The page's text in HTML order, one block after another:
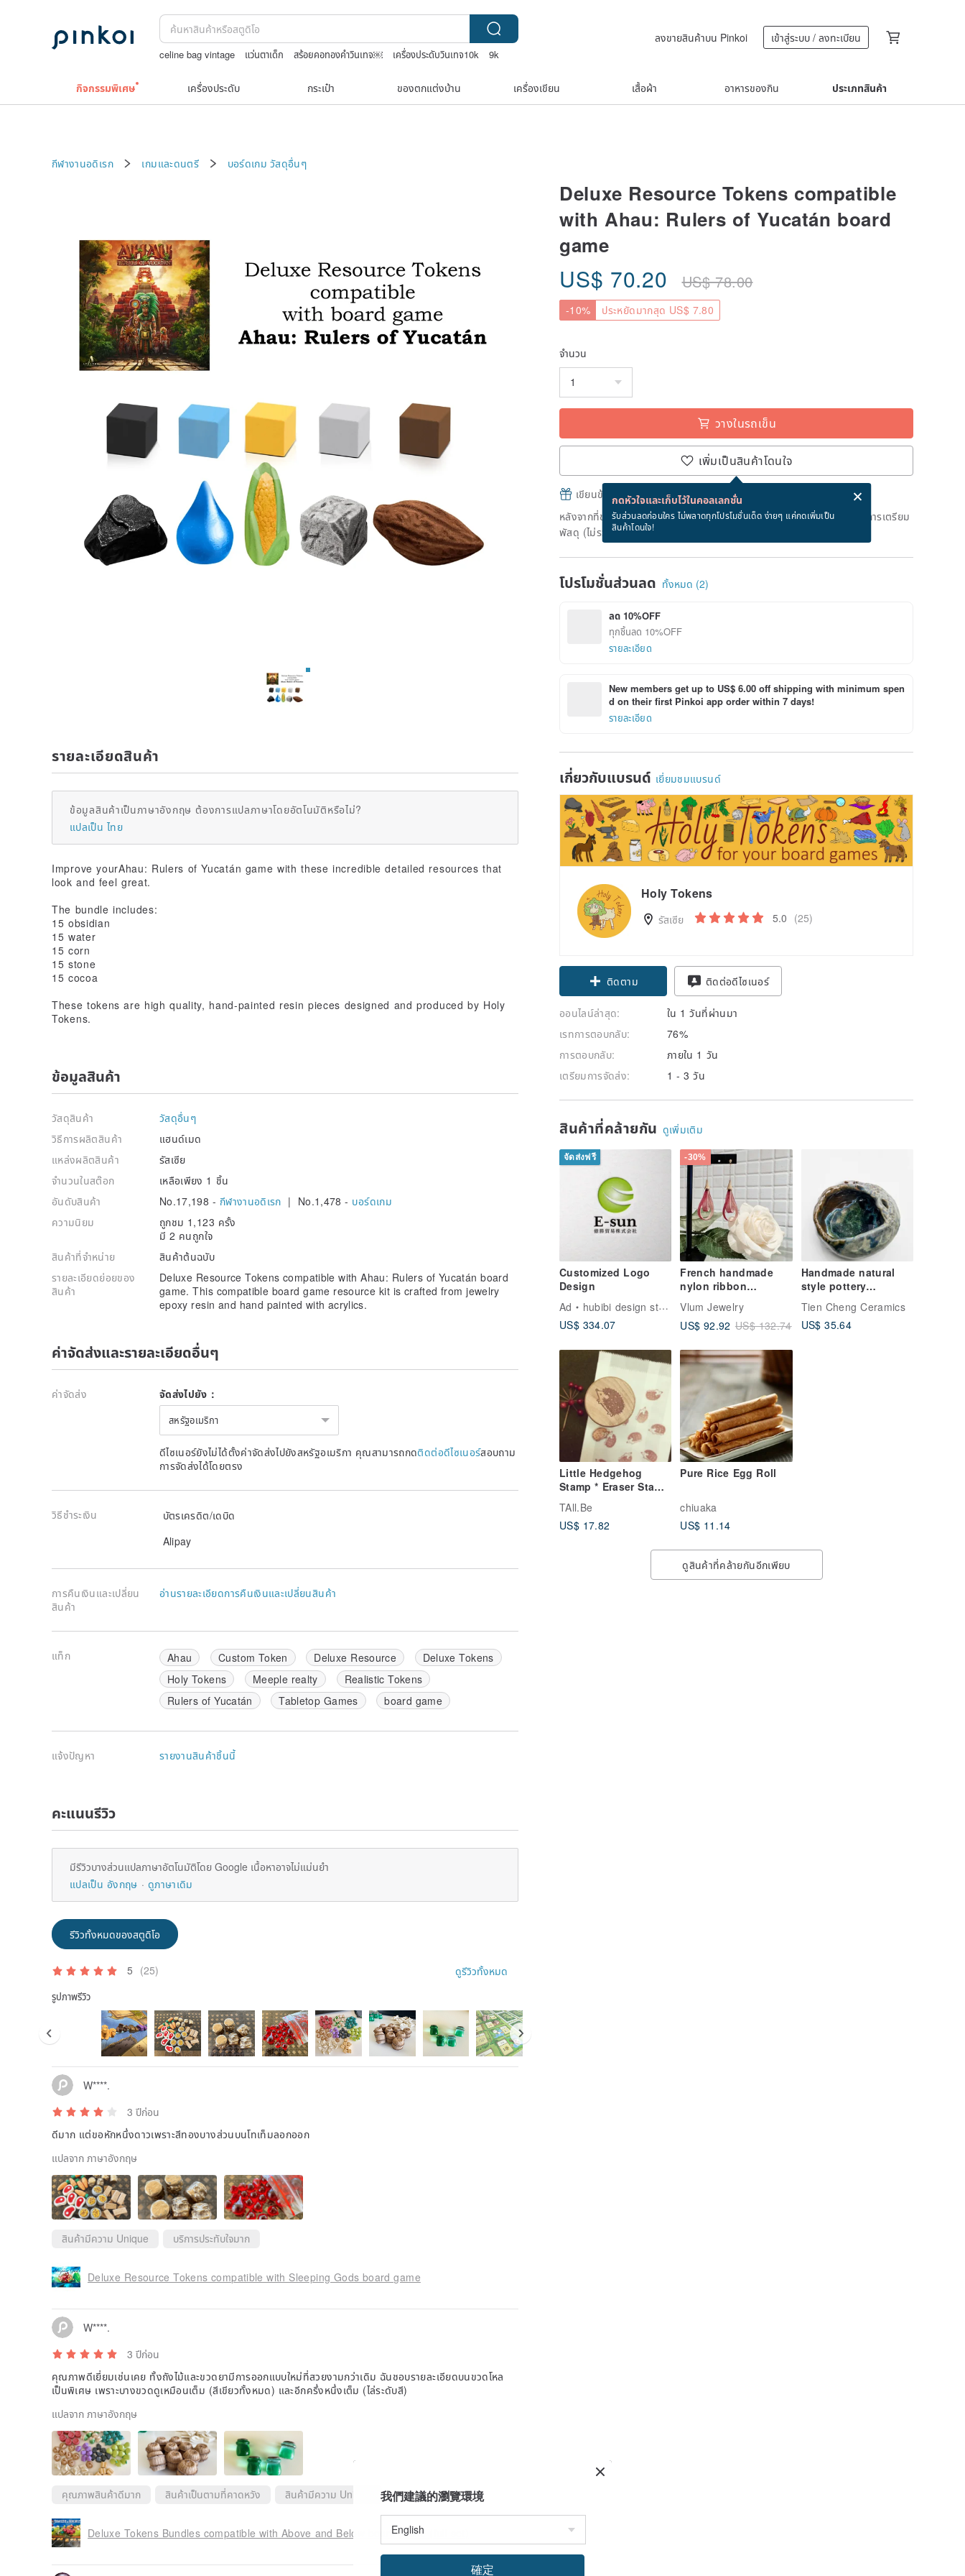
celine bag vintage แว่นตาเด็ก สร้อยคอทองคำวินเทจ￼ เครื่องประดับวินเทจ10k
9k
ลงขายสินค้าบน Pinkoi เข้าสู่ระบบ / ลงทะเบียน
กิจกรรมพิเศษ เครื่องประดับ กระเป๋า ของตกแต่งบ้าน เครื่องเขียน เสื้อผ้า อาหารของกิน ประเภทสินค้า
กีฬางานอดิเรก เกมและดนตรี บอร์ดเกม วัสดุอื่นๆ
Deluxe Resource Tokens compatible
with Ahau: Rulers of Yucatán board
game
US$ 70.20 US$78.00
-10% ประหยัดมากสุด US$ 7.80
จำนวน
วางในรถเข็น
เพิ่มเป็นสินค้าโดนใจ
กดหัวใจและเก็บไว้ในคอลเลกชั่น
รับส่วนลดก่อนใคร ไม่พลาดทุกโปรโมชั่นเด็ด ง่ายๆ แค่กดเพิ่มเป็น
สินค้าโดนใจ!
เขียนข้อความและส่ง eCard ฟรีเมื่อซื้อสินค้า!
หลังจากที่ชำระเงินถึงวันที่จะจัดส่งสินค้า จะใช้เวลาประมาณ 3 วันทางการในการเตรียม
พัสดุ (ไม่รวมวันหยุด)
โปรโมชั่นส่วนลด ทั้งหมด (2)
ลด 10%OFF
ทุกชิ้นลด 10%OFF
รายละเอียด
New members get up to US$ 6.00 off shipping with minimum spen
d on their first Pinkoi app order within 7 days!
รายละเอียด
เกี่ยวกับแบรนด์ เยี่ยมชมแบรนด์
Holy Tokens
รัสเซีย 5.0 (25)
Claim coupon
ติดต่อดีไซเนอร์
ออนไลน์ล่าสุด:
ใน 1 วันที่ผ่านมา
เรทการตอบกลับ:
76%
การตอบกลับ:
ภายใน 1 วัน
เตรียมการจัดส่ง:
1 - 3 วัน
สินค้าที่คล้ายกัน ดูเพิ่มเติม
จัดส่งฟรี
Customized Logo
Design
Ad
hubibi design studio
US$ 334.07
-30%
French handmade
nylon ribbon
earrings_burgundy
Vlum Jewelry
US$ 92.92 US$ 132.74
Handmade natural
style pottery
containers
Tien Cheng Ceramics
US$ 35.64
Little Hedgehog
Stamp * Eraser Stamp
* Handmade Carved
Stamp * Handmade
Carved Stamp *
TAll.Be
US$ 17.82
Pure Rice Egg Roll
chiuaka
US$ 11.14
ดูสินค้าที่คล้ายกันอีกเพียบ
รายละเอียดสินค้า
ข้อมูลสินค้าเป็นภาษาอังกฤษ ต้องการแปลภาษาโดยอัตโนมัติหรือไม่?
แปลเป็น ไทย
Improve yourAhau: Rulers of Yucatán game with these incredible detailed resources that
look and feel great.
The bundle includes:
15 obsidian
15 water
15 corn
15 stone
15 cocoa
These tokens are high quality, hand-painted resin pieces designed and produced by Holy
Tokens.
ข้อมูลสินค้า
วัสดุสินค้า
วัสดุอื่นๆ
วิธีการผลิตสินค้า
แฮนด์เมด
แหล่งผลิตสินค้า
รัสเซีย
จำนวนในสต๊อก
เหลือเพียง 1 ชิ้น
อันดับสินค้า
No.17,198 - กีฬางานอดิเรก | No.1,478 - บอร์ดเกม
ความนิยม
ถูกชม 1,123 ครั้ง
มี 2 คนถูกใจ
สินค้าที่จำหน่าย
สินค้าต้นฉบับ
รายละเอียดย่อยของ
สินค้า
Deluxe Resource Tokens compatible with Ahau: Rulers of Yucatán board
game. This compatible board game resource kit is crafted from jewelry
epoxy resin and hand painted with acrylics.
ค่าจัดส่งและรายละเอียดอื่นๆ
ค่าจัดส่ง จัดส่งไปยัง：
สหรัฐอเมริกา
ดีไซเนอร์ยังไม่ได้ตั้งค่าจัดส่งไปยังสหรัฐอเมริกา คุณสามารถกดติดต่อดีไซเนอร์สอบถาม
การจัดส่งได้โดยตรง
วิธีชำระเงิน
บัตรเครดิต/เดบิด
Alipay
การคืนเงินและเปลี่ยน
สินค้า
อ่านรายละเอียดการคืนเงินและเปลี่ยนสินค้า
แท็ก Ahau Custom Token Deluxe Resource
Deluxe Tokens
Holy Tokens
Meeple realty
Realistic Tokens
Rulers of Yucatán
Tabletop Games board game
แจ้งปัญหา รายงานสินค้าชิ้นนี้
คะแนนรีวิว
มีรีวิวบางส่วนแปลภาษาอัตโนมัติโดย Google เนื้อหาอาจไม่แม่นยำ
แปลเป็น อังกฤษ
ดูภาษาเดิม
รีวิวทั้งหมดของสตูดิโอ
5 (25) ดูรีวิวทั้งหมด
รูปภาพรีวิว
W****.
3 ปีก่อน
ดีมาก แต่ขอหักหนึ่งดาวเพราะสีทองบางส่วนบนโทเท็มลอกออก
แปลจาก ภาษาอังกฤษ
สินค้ามีความ Unique บริการประทับใจมาก
Deluxe Resource Tokens compatible with Sleeping Gods board game
W****.
3 ปีก่อน
คุณภาพดีเยี่ยมเช่นเคย ทั้งถังไม้และขวดยามีการออกแบบใหม่ที่สวยงามกว่าเดิม ฉันชอบรายละเอียดบนขวดโหล
เป็นพิเศษ เพราะบางขวดดูเหมือนเต็ม (สีเขียวทั้งหมด) และอีกครึ่งหนึ่งเต็ม (ไล่ระดับสี)
แปลจาก ภาษาอังกฤษ
คุณภาพสินค้าดีมาก สินค้าเป็นตามที่คาดหวัง สินค้ามีความ Unique
Deluxe Tokens Bundles compatible with Above and Below board game (full set)
我們建議的瀏覽環境
確定